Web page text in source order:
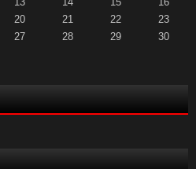
20 21 22
23
27 28 29
30